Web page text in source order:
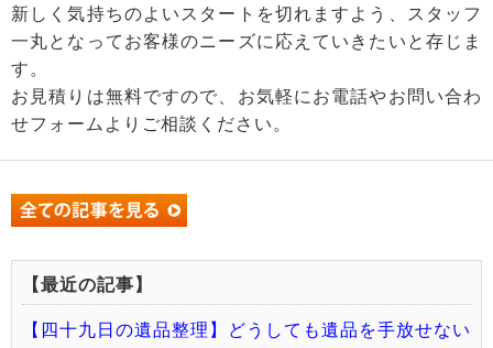
新しく気持ちのよいスタートを切れますよう、スタッフ
一丸となってお客様のニーズに応えていきたいと存じま
す。
お見積りは無料ですので、お気軽にお電話やお問い合わ
せフォームよりご相談ください。
【最近の記事】
【四十九日の遺品整理】どうしても遺品を手放せない